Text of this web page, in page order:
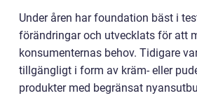
Under åren har foundation bäst i
förändringar och utvecklats för att
konsumenternas behov. Tidigare
tillgängligt i form av kräm- eller
produkter med begränsat